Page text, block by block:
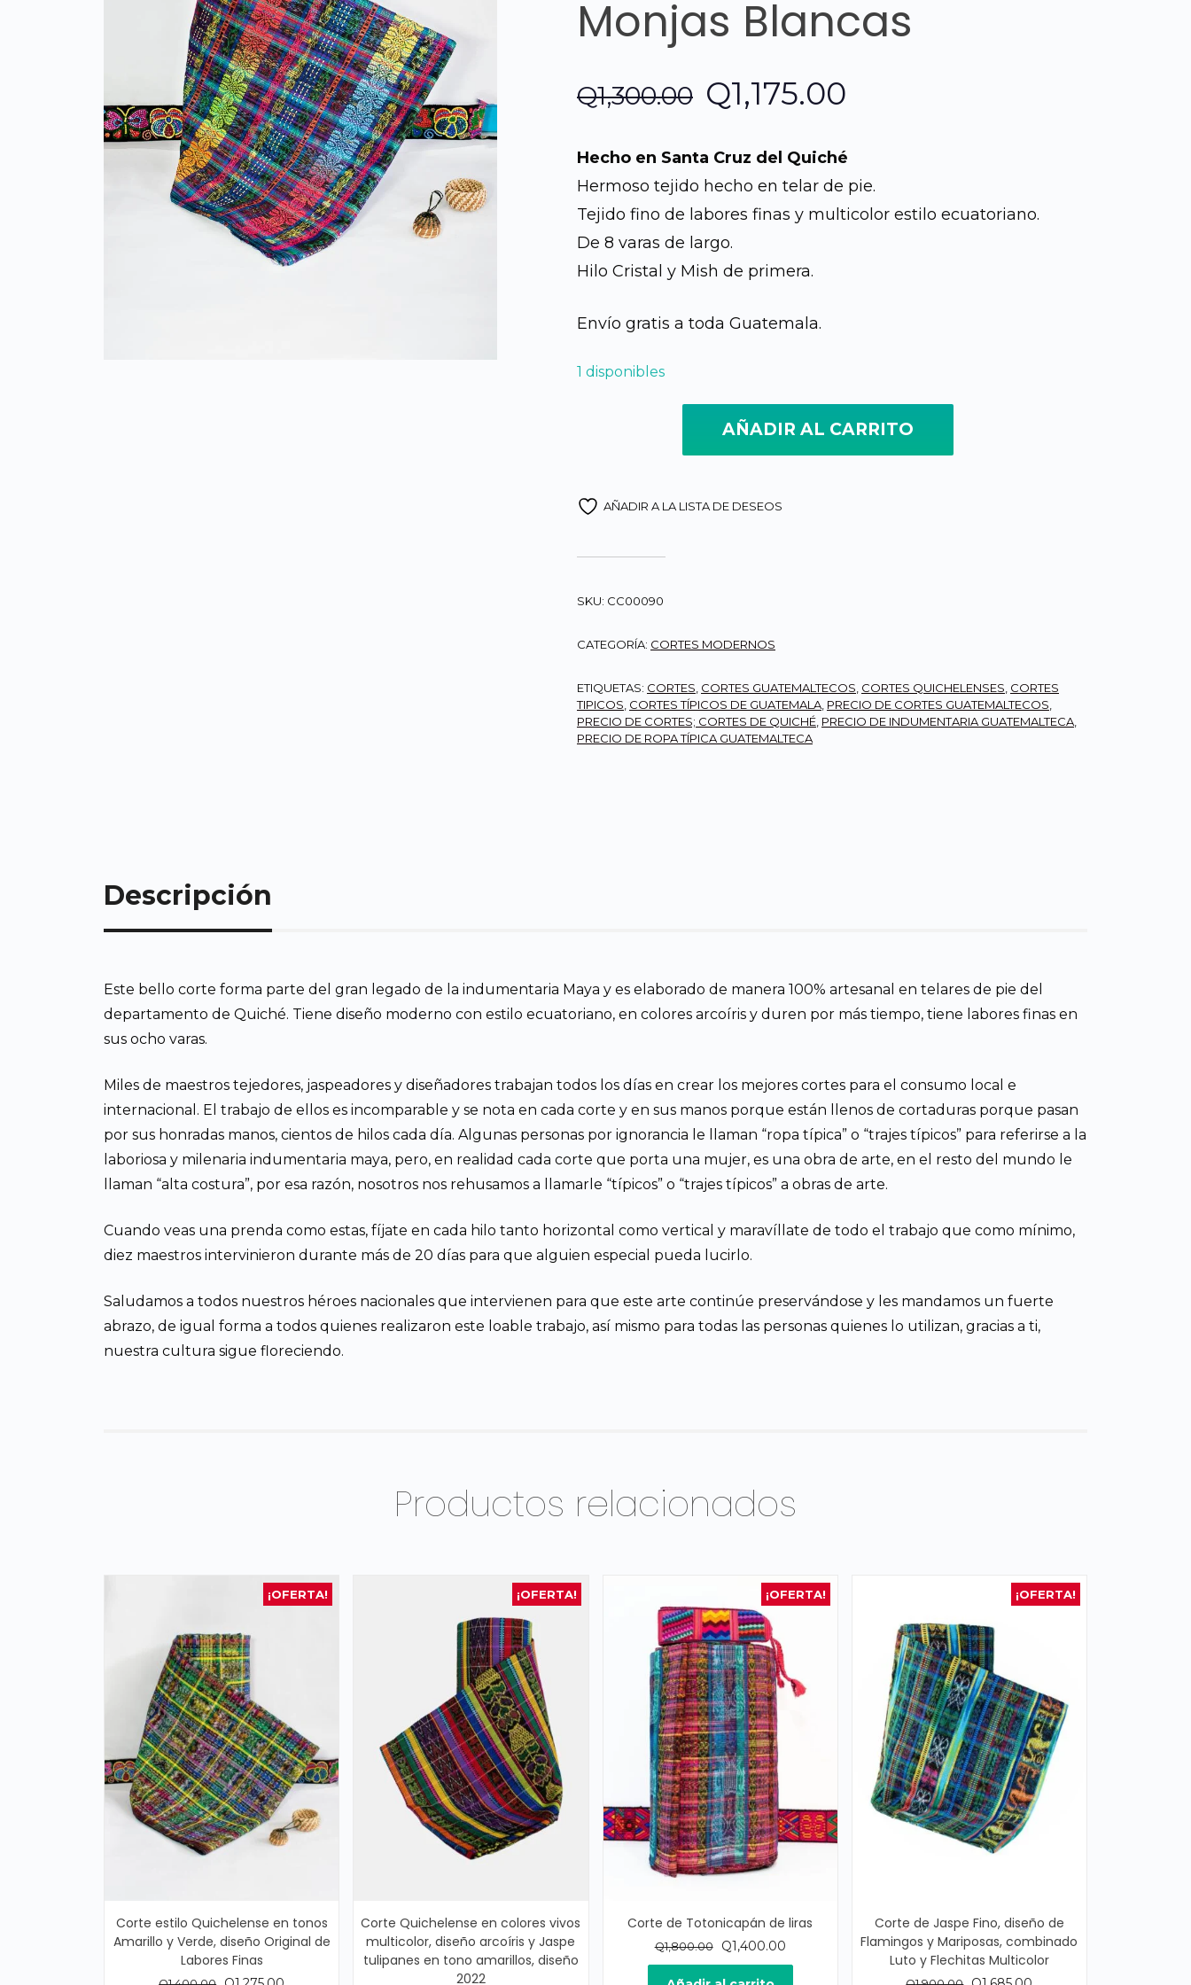
Monjas Blancas
Q1,300.00 El
original
era:
Q1,300.00.
Q1,175.00
actual
es:
Hecho en Santa Cruz del Quiché
Hermoso tejido hecho en telar de pie.
Tejido fino de labores finas y multicolor estilo ecuatoriano.
De 8 varas de largo.
Hilo Cristal y Mish de primera.
Envío gratis a toda Guatemala.
1 disponibles
Corte Quichelense en tono Multicolor, diseño Monjas Blancas cantidad
AÑADIR AL CARRITO
AÑADIR A LA LISTA DE DESEOS
SKU: CC00090
CATEGORÍA: CORTES MODERNOS
ETIQUETAS: CORTES CORTES GUATEMALTECOS CORTES QUICHELENSES CORTES
TIPICOS CORTES TÍPICOS DE GUATEMALA PRECIO DE CORTES GUATEMALTECOS
PRECIO DE CORTES; CORTES DE QUICHÉ PRECIO DE INDUMENTARIA GUATEMALTECA
PRECIO DE ROPA TÍPICA GUATEMALTECA
Descripción
Este bello corte forma parte del gran legado de la indumentaria Maya y es elaborado de manera 100% artesanal en telares de pie del
departamento de Quiché. Tiene diseño moderno con estilo ecuatoriano, en colores arcoíris y duren por más tiempo, tiene labores finas en
sus ocho varas.
Miles de maestros tejedores, jaspeadores y diseñadores trabajan todos los días en crear los mejores cortes para el consumo local e
internacional. El trabajo de ellos es incomparable y se nota en cada corte y en sus manos porque están llenos de cortaduras porque pasan
por sus honradas manos, cientos de hilos cada día. Algunas personas por ignorancia le llaman “ropa típica” o “trajes típicos” para referirse a la
laboriosa y milenaria indumentaria maya, pero, en realidad cada corte que porta una mujer, es una obra de arte, en el resto del mundo le
llaman “alta costura”, por esa razón, nosotros nos rehusamos a llamarle “típicos” o “trajes típicos” a obras de arte.
Cuando veas una prenda como estas, fíjate en cada hilo tanto horizontal como vertical y maravíllate de todo el trabajo que como mínimo,
diez maestros intervinieron durante más de 20 días para que alguien especial pueda lucirlo.
Saludamos a todos nuestros héroes nacionales que intervienen para que este arte continúe preservándose y les mandamos un fuerte
abrazo, de igual forma a todos quienes realizaron este loable trabajo, así mismo para todas las personas quienes lo utilizan, gracias a ti,
nuestra cultura sigue floreciendo.
Productos relacionados
¡OFERTA!
Corte estilo Quichelense en tonos
Amarillo y Verde, diseño Original de
Labores Finas
¡OFERTA!
Corte Quichelense en colores vivos
multicolor, diseño arcoíris y Jaspe
tulipanes en tono amarillos, diseño
2022
¡OFERTA!
Corte de Totonicapán de liras
Q1,800.00
El
precio
Q1,400.00El
precio
¡OFERTA!
Corte de Jaspe Fino, diseño de
Flamingos y Mariposas, combinado
Luto y Flechitas Multicolor